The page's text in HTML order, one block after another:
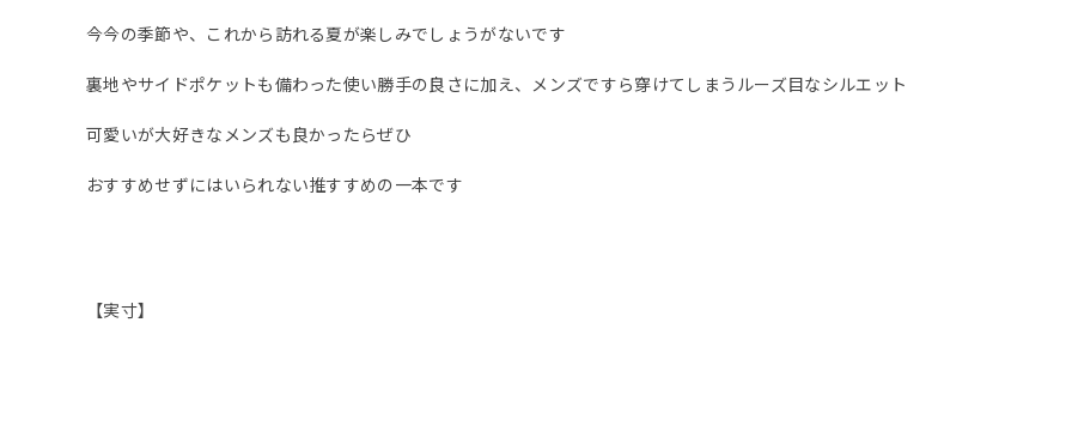
今今の季節や、これから訪れる夏が楽しみでしょうがないです
裏地やサイドポケットも備わった使い勝手の良さに加え、メンズですら穿けてしまうルーズ目なシルエット
可愛いが大好きなメンズも良かったらぜひ
おすすめせずにはいられない推すすめの一本です
【実寸】